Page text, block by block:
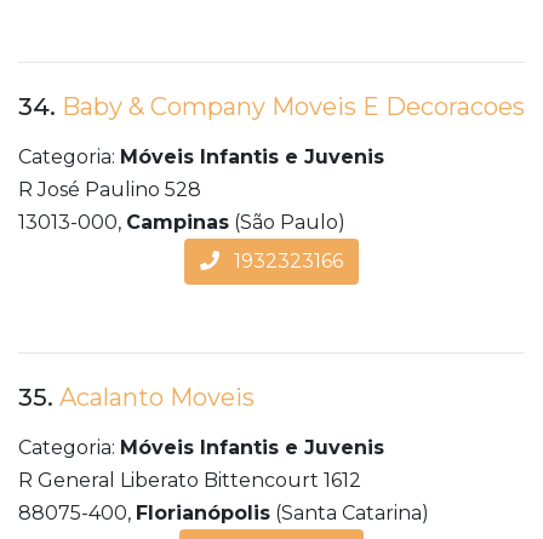
34. Baby & Company Moveis E Decoracoes
Categoria: Móveis Infantis e Juvenis
R José Paulino 528
13013-000, Campinas (São Paulo)
1932323166
35. Acalanto Moveis
Categoria: Móveis Infantis e Juvenis
R General Liberato Bittencourt 1612
88075-400, Florianópolis (Santa Catarina)